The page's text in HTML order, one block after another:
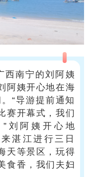
西南宁的刘阿姨
阿姨开心地在海
“导游提前通知
赛开幕式，我们
刘阿姨开心地
湛江进行三日
天等景区，玩得
食香，我们夫妇